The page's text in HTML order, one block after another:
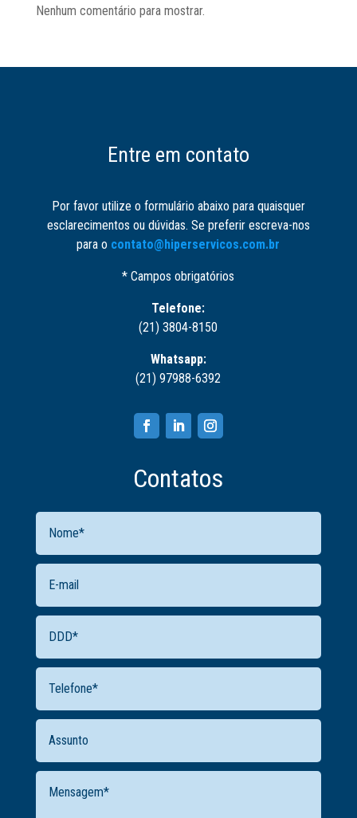
Nenhum comentário para mostrar.
Entre em contato
Por favor utilize o formulário abaixo para quaisquer
esclarecimentos ou dúvidas. Se preferir escreva-nos
para o contato@hiperservicos.com.br
* Campos obrigatórios
Telefone:
(21) 3804-8150
Whatsapp:
(21) 97988-6392
Contatos